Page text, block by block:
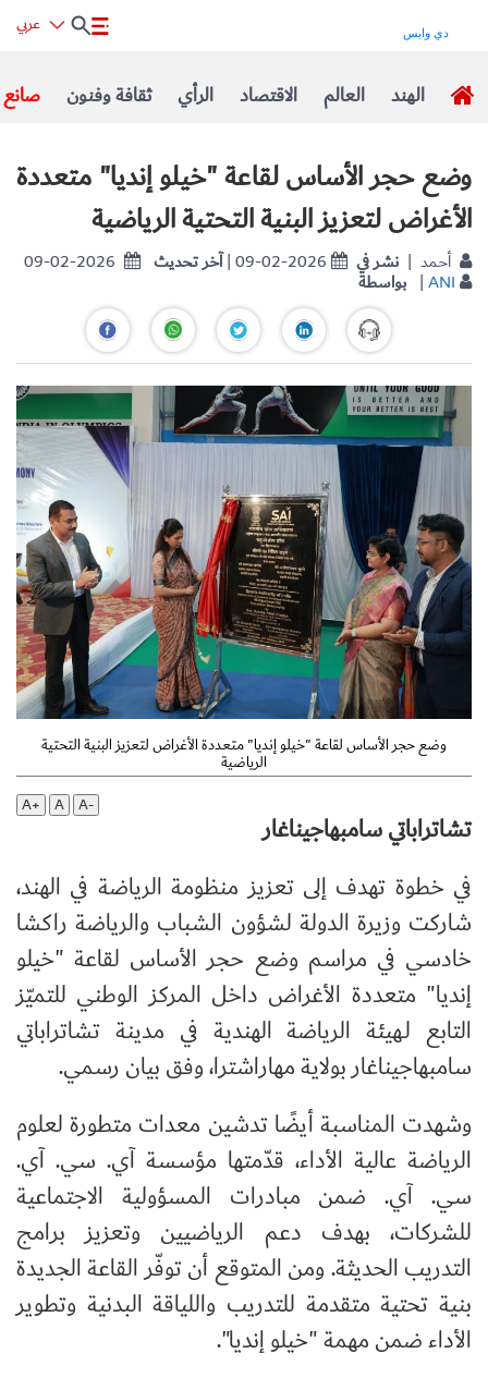
صانع ثقافة وفنون الرأي الاقتصاد العالم الهند
وضع حجر الأساس لقاعة "خيلو إنديا" متعددة
الأغراض لتعزيز البنية التحتية الرياضية
09-02-2026 آخر تحديث| 09-02-2026 نشر في
بواسطة |ANI
وضع حجر الأساس لقاعة "خيلو إنديا" متعددة الأغراض لتعزيز البنية التحتية
الرياضية
A+
A A-
تشاتراباتي سامبهاجيناغار
في خطوة تهدف إلى تعزيز منظومة الرياضة في الهند،
شاركت وزيرة الدولة لشؤون الشباب والرياضة راكشا
خادسي في مراسم وضع حجر الأساس لقاعة "خيلو
إنديا" متعددة الأغراض داخل المركز الوطني للتميّز
التابع لـهيئة الرياضة الهندية في مدينة تشاتراباتي
سامبهاجيناغار بولاية مهاراشترا، وفق بيان رسمي.
وشهدت المناسبة أيضًا تدشين معدات متطورة لعلوم
الرياضة عالية الأداء، قدّمتها مؤسسة آي. سي. آي.
سي. آي. ضمن مبادرات المسؤولية الاجتماعية
للشركات، بهدف دعم الرياضيين وتعزيز برامج
التدريب الحديثة. ومن المتوقع أن توفّر القاعة الجديدة
بنية تحتية متقدمة للتدريب واللياقة البدنية وتطوير
الأداء ضمن مهمة "خيلو إنديا".